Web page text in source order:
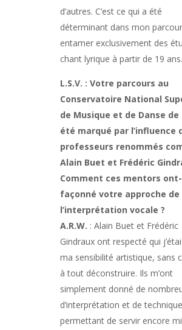
d’autres. C’est ce qui a été
déterminant dans mon
entamer exclusivement des
chant lyrique à partir de 19 ans.
L.S.V. : Votre parcours au
Conservatoire National
de Musique et de Danse de
été marqué par l’influence
professeurs renommés
Alain Buet et Frédéric
Comment ces mentors
façonné votre approche de
l’interprétation vocale ?
A.R.W. : Alain Buet et Frédéric
Gindraux ont respecté qui
ma sensibilité artistique, sans
à tout déconstruire. Ils m’ont
simplement donné de
d’interprétation et de
permettant de servir encore